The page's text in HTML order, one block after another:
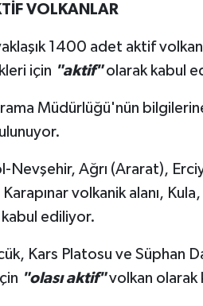
VOLKANLAR
1400 adet aktif
için "aktif"olarak kabul
Müdürlüğü'nün
Nevşehir, Ağrı (Ararat),
volkanik alanı,
ediliyor.
Kars Platosu ve Süphan
"olası aktif"volkan olarak